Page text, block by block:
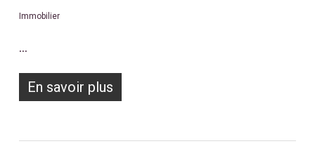
Immobilier
…
En savoir plus